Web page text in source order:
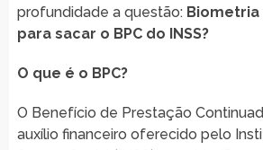
profundidade a questão:
para sacar o BPC do INSS?
O que é o BPC?
O Benefício de Prestação
auxílio financeiro oferecido pelo